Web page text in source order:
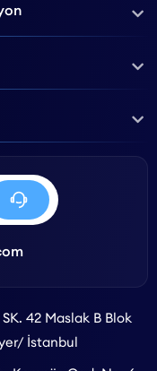
42 Maslak B Blok
İstanbul